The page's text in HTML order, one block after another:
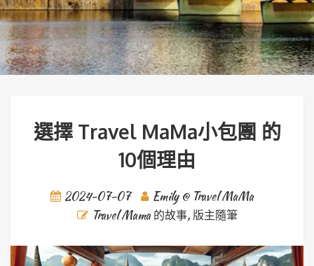
選擇 Travel MaMa小包團 的
10個理由
2024-07-07
Emily @ Travel MaMa
Travel Mama 的故事,版主隨筆